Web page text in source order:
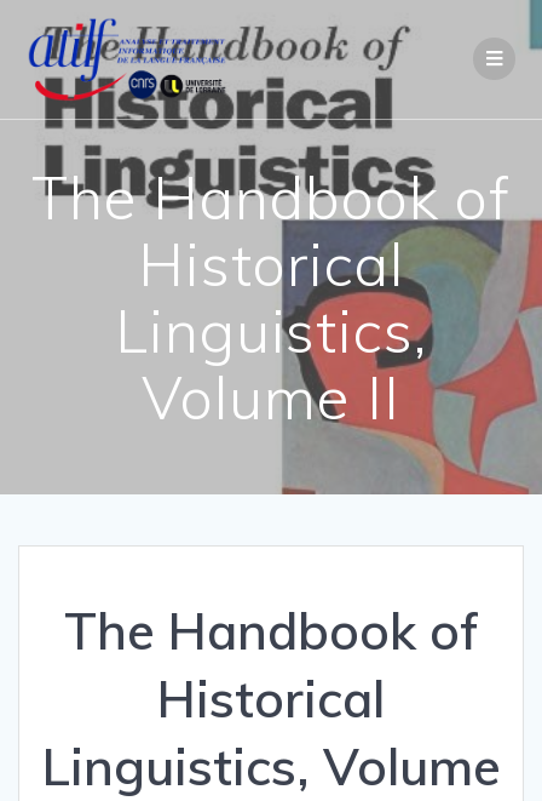
au
contenu
The Handbook of
Historical
Linguistics,
Volume II
The Handbook of
Historical
Linguistics, Volume